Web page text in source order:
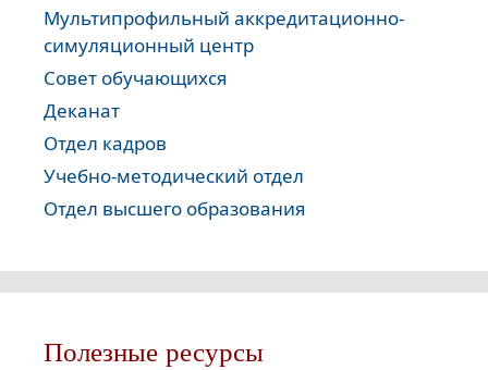
Мультипрофильный аккредитационно-
симуляционный центр
Совет обучающихся
Деканат
Отдел кадров
Учебно-методический отдел
Отдел высшего образования
Полезные ресурсы